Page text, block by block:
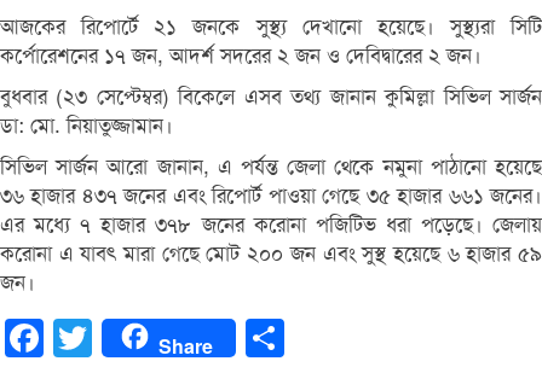
আজকের রিপোর্টে ২১ জনকে সুস্থ্য দেখানো হয়েছে। সুস্থ্যরা সিটি
কর্পোরেশনের ১৭ জন, আদর্শ সদরের ২ জন ও দেবিদ্বারের ২ জন।
বুধবার (২৩ সেপ্টেম্বর) বিকেলে এসব তথ্য জানান কুমিল্লা সিভিল সার্জন
ডা: মো. নিয়াতুজ্জামান।
সিভিল সার্জন আরো জানান, এ পর্যন্ত জেলা থেকে নমুনা পাঠানো হয়েছে
৩৬ হাজার ৪৩৭ জনের এবং রিপোর্ট পাওয়া গেছে ৩৫ হাজার ৬৬১ জনের।
এর মধ্যে ৭ হাজার ৩৭৮ জনের করোনা পজিটিভ ধরা পড়েছে। জেলায়
করোনা এ যাবৎ মারা গেছে মোট ২০০ জন এবং সুস্থ হয়েছে ৬ হাজার ৫৯
জন।
FacebookTwitter Share